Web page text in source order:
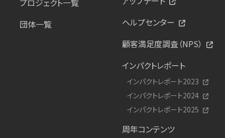
団体一覧
ヘルプセンター
顧客満足度調査（NPS）
インパクトレポート
インパクトレポート2023
インパクトレポート2024
インパクトレポート2025
周年コンテンツ